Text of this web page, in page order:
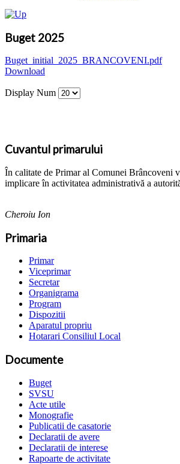
Buget 2025
Buget_initial_2025_BRANCOVENI.pdf
Download
Display Num
Cuvantul primarului
În calitate de Primar al Comunei Brâncoveni
implicare în activitatea administrativă a
Cheroiu Ion
Primaria
Primar
Viceprimar
Secretar
Organigrama
Program
Dispozitii
Aparatul propriu
Hotarari Consiliul Local
Documente
Buget
SVSU
Acte utile
Monografie
Publicatii de casatorie
Declaratii de avere
Declaratii de interese
Rapoarte de activitate